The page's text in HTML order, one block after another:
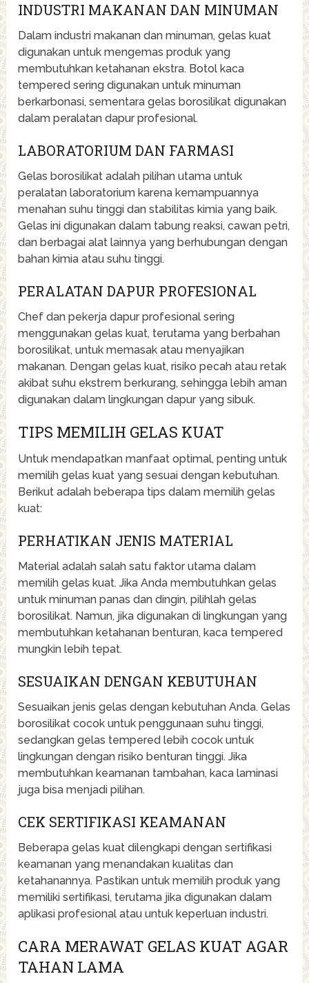
INDUSTRI MAKANAN DAN MINUMAN
Dalam industri makanan dan minuman, gelas kuat
digunakan untuk mengemas produk yang
membutuhkan ketahanan ekstra. Botol kaca
tempered sering digunakan untuk minuman
berkarbonasi, sementara gelas borosilikat digunakan
dalam peralatan dapur profesional.
LABORATORIUM DAN FARMASI
Gelas borosilikat adalah pilihan utama untuk
peralatan laboratorium karena kemampuannya
menahan suhu tinggi dan stabilitas kimia yang baik.
Gelas ini digunakan dalam tabung reaksi, cawan petri,
dan berbagai alat lainnya yang berhubungan dengan
bahan kimia atau suhu tinggi.
PERALATAN DAPUR PROFESIONAL
Chef dan pekerja dapur profesional sering
menggunakan gelas kuat, terutama yang berbahan
borosilikat, untuk memasak atau menyajikan
makanan. Dengan gelas kuat, risiko pecah atau retak
akibat suhu ekstrem berkurang, sehingga lebih aman
digunakan dalam lingkungan dapur yang sibuk.
TIPS MEMILIH GELAS KUAT
Untuk mendapatkan manfaat optimal, penting untuk
memilih gelas kuat yang sesuai dengan kebutuhan.
Berikut adalah beberapa tips dalam memilih gelas
kuat:
PERHATIKAN JENIS MATERIAL
Material adalah salah satu faktor utama dalam
memilih gelas kuat. Jika Anda membutuhkan gelas
untuk minuman panas dan dingin, pilihlah gelas
borosilikat. Namun, jika digunakan di lingkungan yang
membutuhkan ketahanan benturan, kaca tempered
mungkin lebih tepat.
SESUAIKAN DENGAN KEBUTUHAN
Sesuaikan jenis gelas dengan kebutuhan Anda. Gelas
borosilikat cocok untuk penggunaan suhu tinggi,
sedangkan gelas tempered lebih cocok untuk
lingkungan dengan risiko benturan tinggi. Jika
membutuhkan keamanan tambahan, kaca laminasi
juga bisa menjadi pilihan.
CEK SERTIFIKASI KEAMANAN
Beberapa gelas kuat dilengkapi dengan sertifikasi
keamanan yang menandakan kualitas dan
ketahanannya. Pastikan untuk memilih produk yang
memiliki sertifikasi, terutama jika digunakan dalam
aplikasi profesional atau untuk keperluan industri.
CARA MERAWAT GELAS KUAT AGAR
TAHAN LAMA